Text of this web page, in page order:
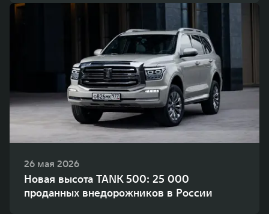
26 мая 2026
Новая высота TANK 500: 25 000
проданных внедорожников в России